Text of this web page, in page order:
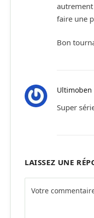
autrement
faire une
Bon
Ultimoben
Super
LAISSEZ UNE